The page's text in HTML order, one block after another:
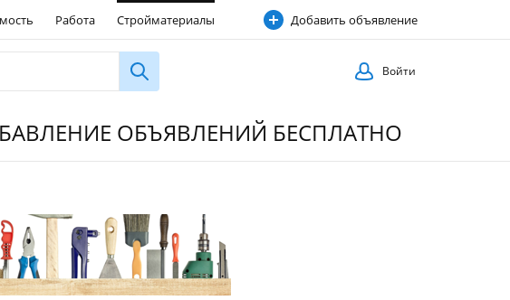
Работа Стройматериалы
Строительные услуги
Добавить объявление
Войти
ОБЪЯВЛЕНИЙ БЕСПЛАТНО